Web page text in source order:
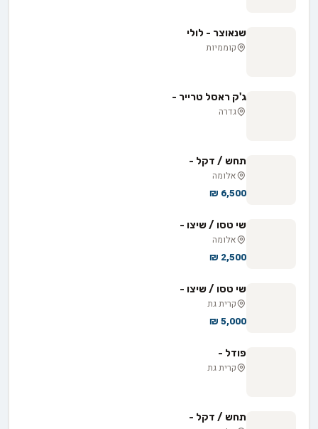
שנאוצר - לולי
קוממיות
ג'ק ראסל טרייר -
גדרה
תחש / דקל -
אלומה
6,500 ₪
שי טסו / שיצו -
אלומה
2,500 ₪
שי טסו / שיצו -
קרית גת
5,000 ₪
פודל -
קרית גת
תחש / דקל -